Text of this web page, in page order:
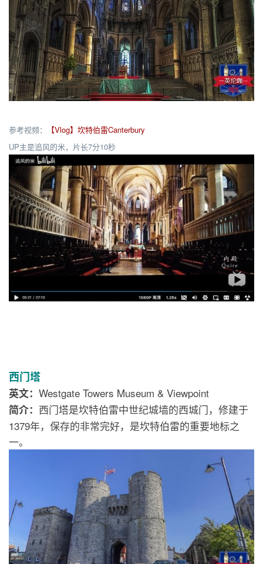
参考视频：
【Vlog】坎特伯雷Canterbury
UP主是追风的米，片长7分10秒
西门塔
英文： Westgate Towers Museum & Viewpoint
简介： 西门塔是坎特伯雷中世纪城墙的西城门，修建于
1379年，保存的非常完好，是坎特伯雷的重要地标之
一。